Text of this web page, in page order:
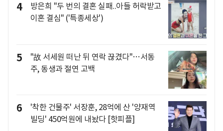
4
방은희 "두 번의 결혼 실패..아들 허락받고
이혼 결심" ('특종세상')
5
"故 서세원 떠난 뒤 연락 끊겼다"…서동
주, 동생과 절연 고백
6
'착한 건물주' 서장훈, 28억에 산 '양재역
빌딩' 450억원에 내놨다 [핫피플]